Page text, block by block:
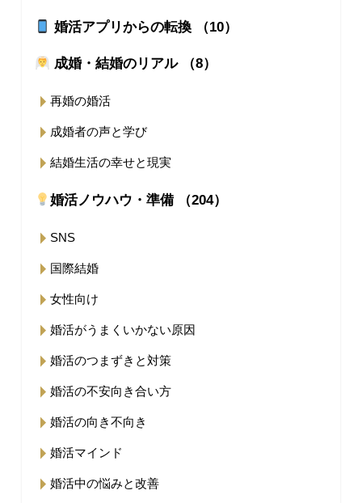
婚活アプリからの転換 （10）
成婚・結婚のリアル （8）
再婚の婚活
成婚者の声と学び
結婚生活の幸せと現実
婚活ノウハウ・準備 （204）
SNS
国際結婚
女性向け
婚活がうまくいかない原因
婚活のつまずきと対策
婚活の不安向き合い方
婚活の向き不向き
婚活マインド
婚活中の悩みと改善